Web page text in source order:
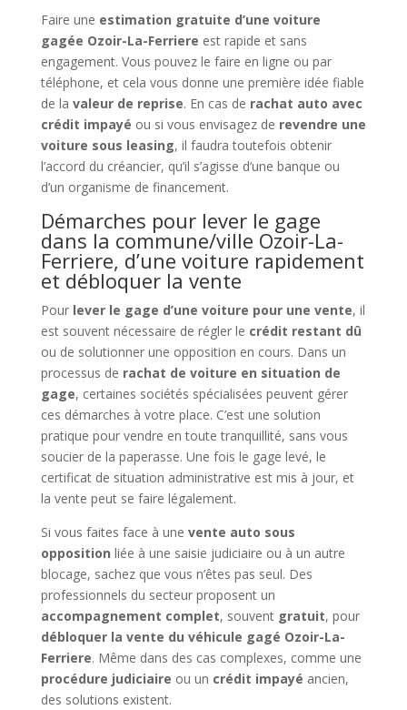
Faire une estimation gratuite d’une voiture
gagée Ozoir-La-Ferriere est rapide et sans
engagement. Vous pouvez le faire en ligne ou par
téléphone, et cela vous donne une première idée fiable
de la valeur de reprise. En cas de rachat auto avec
crédit impayé ou si vous envisagez de revendre une
voiture sous leasing, il faudra toutefois obtenir
l’accord du créancier, qu’il s’agisse d’une banque ou
d’un organisme de financement.
Démarches pour lever le gage
dans la commune/ville Ozoir-La-
Ferriere, d’une voiture rapidement
et débloquer la vente
Pour lever le gage d’une voiture pour une vente, il
est souvent nécessaire de régler le crédit restant dû
ou de solutionner une opposition en cours. Dans un
processus de rachat de voiture en situation de
gage, certaines sociétés spécialisées peuvent gérer
ces démarches à votre place. C’est une solution
pratique pour vendre en toute tranquillité, sans vous
soucier de la paperasse. Une fois le gage levé, le
certificat de situation administrative est mis à jour, et
la vente peut se faire légalement.
Si vous faites face à une vente auto sous
opposition liée à une saisie judiciaire ou à un autre
blocage, sachez que vous n’êtes pas seul. Des
professionnels du secteur proposent un
accompagnement complet, souvent gratuit, pour
débloquer la vente du véhicule gagé Ozoir-La-
Ferriere. Même dans des cas complexes, comme une
procédure judiciaire ou un crédit impayé ancien,
des solutions existent.